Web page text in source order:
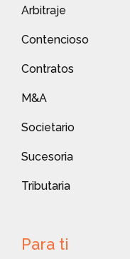
Arbitraje
Contencioso
Contratos
M&A
Societario
Sucesoria
Tributaria
Para ti